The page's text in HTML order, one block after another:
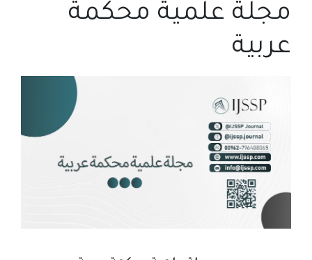
مجلة علمية محكمة
عربية